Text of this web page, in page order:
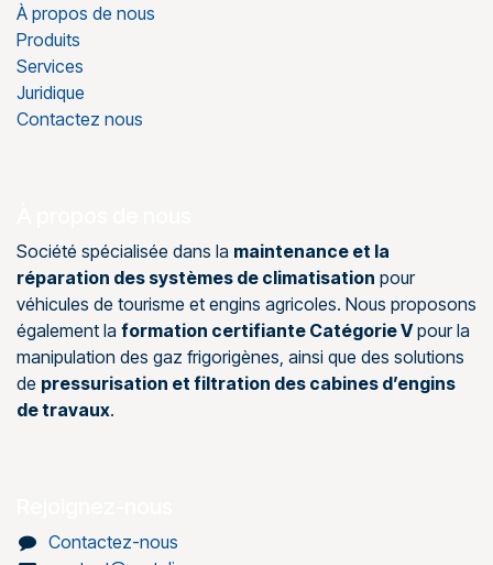
À propos de nous
Produits
Services
Juridique
Contactez nous
Société spécialisée dans la maintenance et la
réparation des systèmes de climatisation pour
véhicules de tourisme et engins agricoles. Nous proposons
également la formation certifiante Catégorie Vpour la
manipulation des gaz frigorigènes, ainsi que des solutions
de pressurisation et filtration des cabines d’engins
de travaux.
Contactez-nous